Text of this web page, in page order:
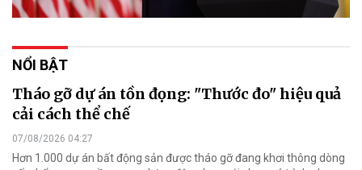
NỔI BẬT
Tháo gỡ dự án tồn đọng: "Thước đo" hiệu quả
cải cách thể chế
07/08/2026 04:27
Hơn 1.000 dự án bất động sản được tháo gỡ đang khơi thông dòng